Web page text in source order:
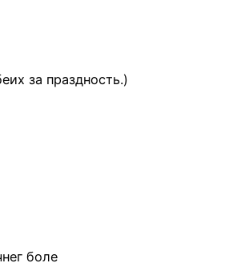
за праздность.)
боле